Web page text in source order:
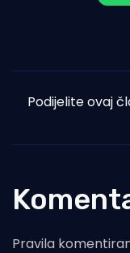
Podijelite ovaj
Pravila